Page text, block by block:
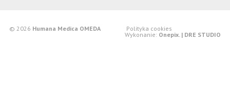
© 2026 Humana Medica OMEDA
Polityka cookies
Wykonanie: Onepix. | DRE STUDIO